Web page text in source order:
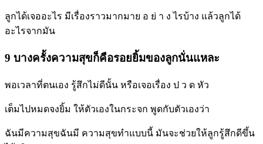
ลูกได้เจออะไร มีเรื่องราวมากมาย อ ย่ า ง ไรบ้าง แล้วลูกได้
อะไรจากมัน
9 บางครั้งความสุขก็คือรอยยิ้มของลูกนั่นแหละ
พอเวลาที่ตนเอง รู้สึกไม่ดีนั้น หรือเจอเรื่อง ป ว ด หัว
เต็มไปหมดจงยิ้ม ให้ตัวเองในกระจก พูดกับตัวเองว่า
ฉันมีความสุขฉันมี ความสุขทำแบบนี้ มันจะช่วยให้ลูกรู้สึกดีขึ้น